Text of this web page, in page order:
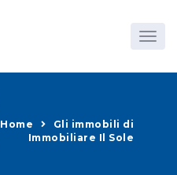
Home
Gli immobili di
Immobiliare Il Sole